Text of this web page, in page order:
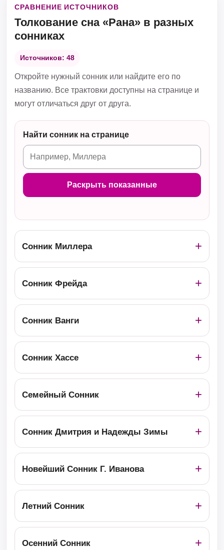
СРАВНЕНИЕ ИСТОЧНИКОВ
Толкование сна «Рана» в разных
сонниках
Источников: 48
Откройте нужный сонник или найдите его по
названию. Все трактовки доступны на странице и
могут отличаться друг от друга.
Найти сонник на странице
Раскрыть показанные
Сонник Миллера
Сонник Фрейда
Сонник Ванги
Сонник Хассе
Семейный Сонник
Сонник Дмитрия и Надежды Зимы
Новейший Сонник Г. Иванова
Летний Сонник
Осенний Сонник